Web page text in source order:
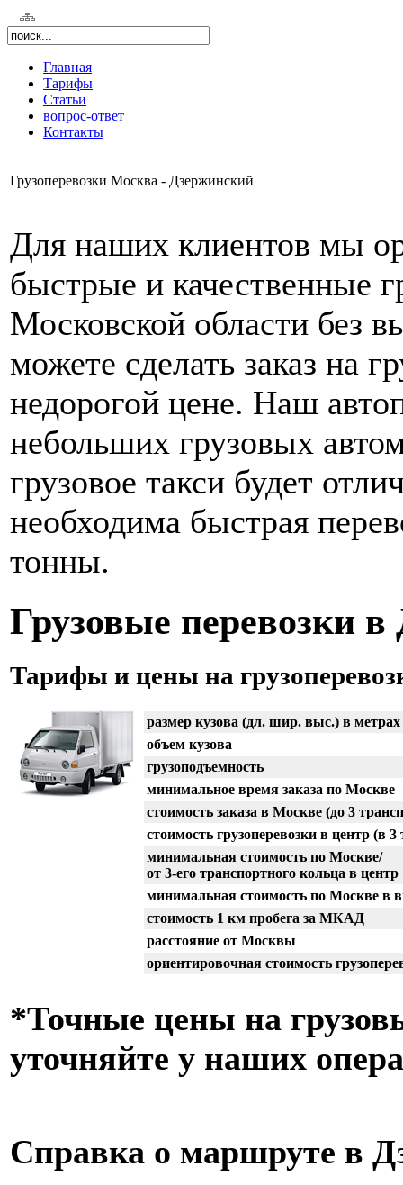
Главная
Тарифы
Статьи
вопрос-ответ
Контакты
Грузоперевозки Москва - Дзержинский
Для наших клиентов мы
быстрые и качественные
Московской области без
можете сделать заказ на
недорогой цене. Наш
небольших грузовых
грузовое такси будет
необходима быстрая
тонны.
Грузовые перевозки
Тарифы и цены на
размер кузова (дл. шир. выс.) в метрах
объем кузова
грузоподъемность
минимальное время заказа по Москве
стоимость заказа в Москве (до 3
стоимость грузоперевозки в центр (в
минимальная стоимость по Москве/
от 3-его транспортного кольца в центр
минимальная стоимость по Москве в
cтоимость 1 км пробега за МКАД
расстояние от Москвы
ориентировочная стоимость
*Точные цены на
уточняйте у наших
Справка о маршруте в